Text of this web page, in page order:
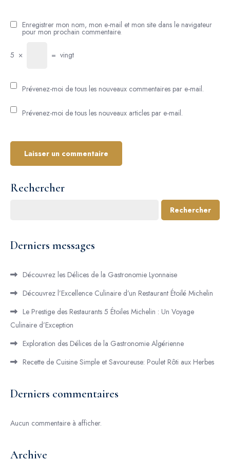
Enregistrer mon nom, mon e-mail et mon site dans le navigateur
pour mon prochain commentaire.
5 × = vingt
Prévenez-moi de tous les nouveaux commentaires par e-mail.
Prévenez-moi de tous les nouveaux articles par e-mail.
Rechercher
Rechercher
Derniers messages
Découvrez les Délices de la Gastronomie Lyonnaise
Découvrez l’Excellence Culinaire d’un Restaurant Étoilé Michelin
Le Prestige des Restaurants 5 Étoiles Michelin : Un Voyage
Culinaire d’Exception
Exploration des Délices de la Gastronomie Algérienne
Recette de Cuisine Simple et Savoureuse: Poulet Rôti aux Herbes
Derniers commentaires
Aucun commentaire à afficher.
Archive